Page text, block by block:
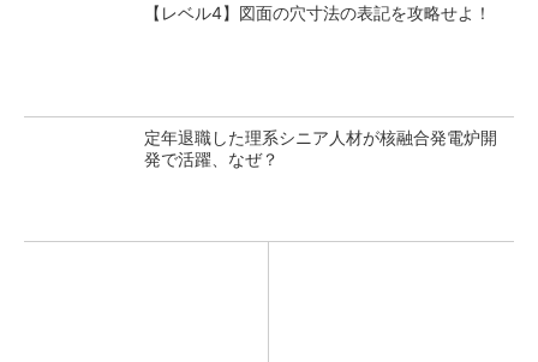
【レベル4】図面の穴寸法の表記を攻略せよ！
定年退職した理系シニア人材が核融合発電炉開
発で活躍、なぜ？